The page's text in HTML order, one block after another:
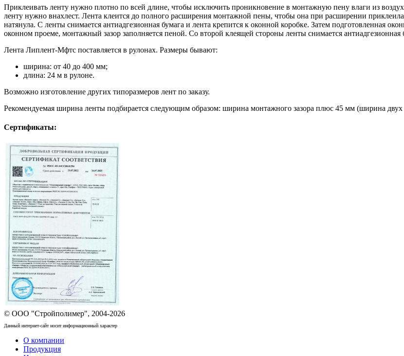
Приклеивать ленту нужно плотно по всей длине, чтобы исключить проникновение в монтажную пену влаги из
ленту нужно внахлест. Лента клеится до полного расширения монтажной пены, чтобы она при расширении
натянула. С ленты снимается антиадгезионная бумага и лента крепится к оконной коробке. Затем подготовленная
оконном проеме, монтажный зазор заполняется пеной. Со второй клеящей стороны ленты снимается антиадгезионная
Лента Липлент-Мфтс поставляется в рулонах. Размеры бывают:
ширина: от 40 до 400 мм;
длина: 24 м в рулоне.
Возможно изготовление других типоразмеров лент по заказу.
Рекомендуемая ширина ленты подбирается следующим образом: ширина монтажного зазора плюс 45 мм (ширина
Сертификаты:
© ООО "Стройполимер", 2004-2026
Данный интернет-сайт носит информационный характер
О компании
Продукция